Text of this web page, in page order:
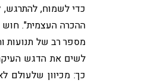
כדי לשמוח, להתרגש,
ההכרה העצמית". חוש
מספר רב של תנועות
לשים את הדגש
כך: מכיוון שלעולם